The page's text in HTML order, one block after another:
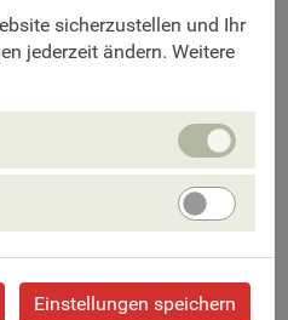
wo wir unser Hotel in
den Felsen kleben. Halt bei
sicherzustellen und Ihr
jederzeit ändern. Weitere
Cookies
Einstellungen speichern